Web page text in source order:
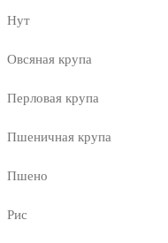
Нут
Овсяная крупа
Перловая крупа
Пшеничная крупа
Пшено
Рис